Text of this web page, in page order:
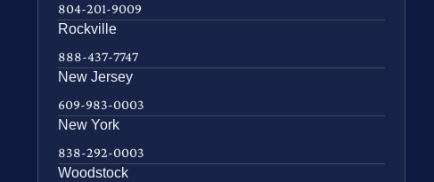
804-201-9009
Rockville
888-437-7747
New Jersey
609-983-0003
New York
838-292-0003
Woodstock